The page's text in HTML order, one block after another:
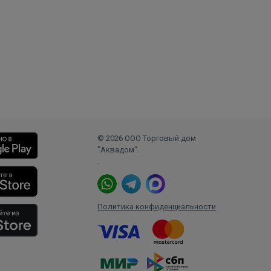
© 2026 ООО Торговый дом
"Аквадом".
.
Политика конфиденциальности